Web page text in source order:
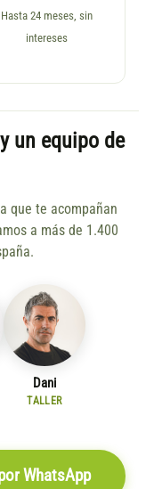
Hasta 24 meses, sin
intereses
un equipo de
que te acompañan
a más de 1.400
Dani
TALLER
WhatsApp